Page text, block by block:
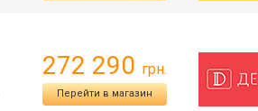
272 290 грн.
Перейти в магазин